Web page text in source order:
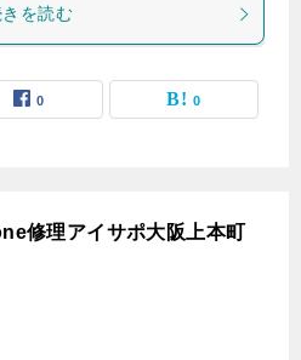
を読む
0 0
修理アイサポ大阪上本町